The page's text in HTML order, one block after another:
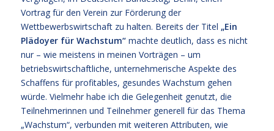
Vortrag für den Verein zur Förderung der
Wettbewerbswirtschaft zu halten. Bereits der Titel „Ein
Plädoyer für Wachstum“machte deutlich, dass es nicht
nur – wie meistens in meinen Vorträgen – um
betriebswirtschaftliche, unternehmerische Aspekte des
Schaffens für profitables, gesundes Wachstum gehen
würde. Vielmehr habe ich die Gelegenheit genutzt, die
Teilnehmerinnen und Teilnehmer generell für das Thema
„Wachstum“, verbunden mit weiteren Attributen, wie